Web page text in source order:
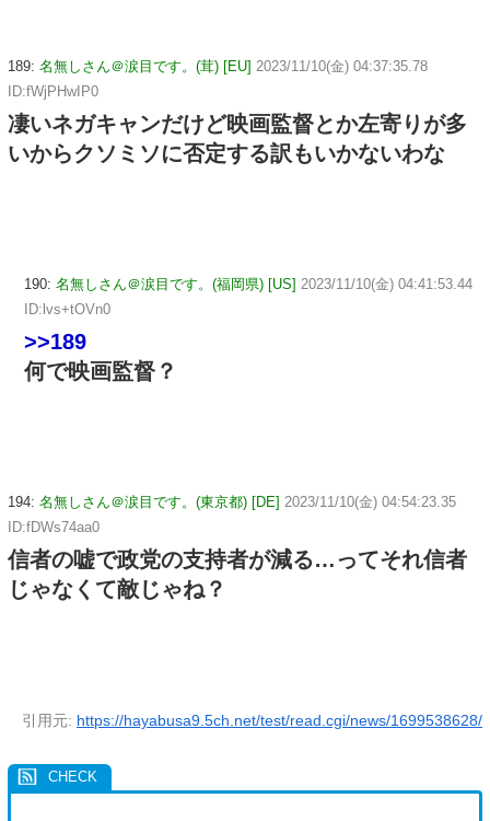
189: 名無しさん＠涙目です。(茸) [EU] 2023/11/10(金) 04:37:35.78
ID:fWjPHwIP0
凄いネガキャンだけど映画監督とか左寄りが多
いからクソミソに否定する訳もいかないわな
190: 名無しさん＠涙目です。(福岡県) [US] 2023/11/10(金) 04:41:53.44
ID:lvs+tOVn0
>>189
何で映画監督？
194: 名無しさん＠涙目です。(東京都) [DE] 2023/11/10(金) 04:54:23.35
ID:fDWs74aa0
信者の嘘で政党の支持者が減る…ってそれ信者
じゃなくて敵じゃね？
引用元: https://hayabusa9.5ch.net/test/read.cgi/news/1699538628/